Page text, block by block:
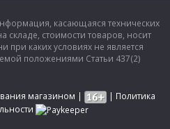
касающаяся технических
складе, стоимости товаров, носит
каких условиях не является
положениями Статьи 437(2)
магазином | | Политика